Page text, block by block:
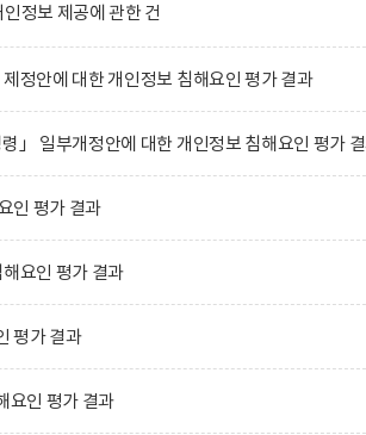
정보 제공에 관한 건
정안에 대한 개인정보 침해요인 평가 결과
」 일부개정안에 대한 개인정보 침해요인 평가
인 평가 결과
요인 평가 결과
평가 결과
요인 평가 결과